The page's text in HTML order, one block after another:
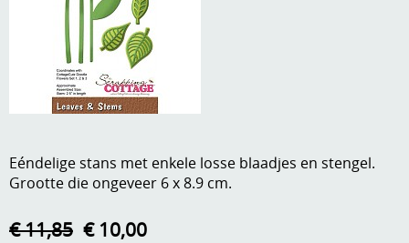
Andere
Boeken en magazines
Dies om te stansen
Embossen
Handige extra's
Hechtingsmaterialen
Mijn account
Gastenboek
Eéndelige stans met enkele losse blaadjes en stengel.
Grootte die ongeveer 6 x 8.9 cm.
€ 11,85 € 10,00